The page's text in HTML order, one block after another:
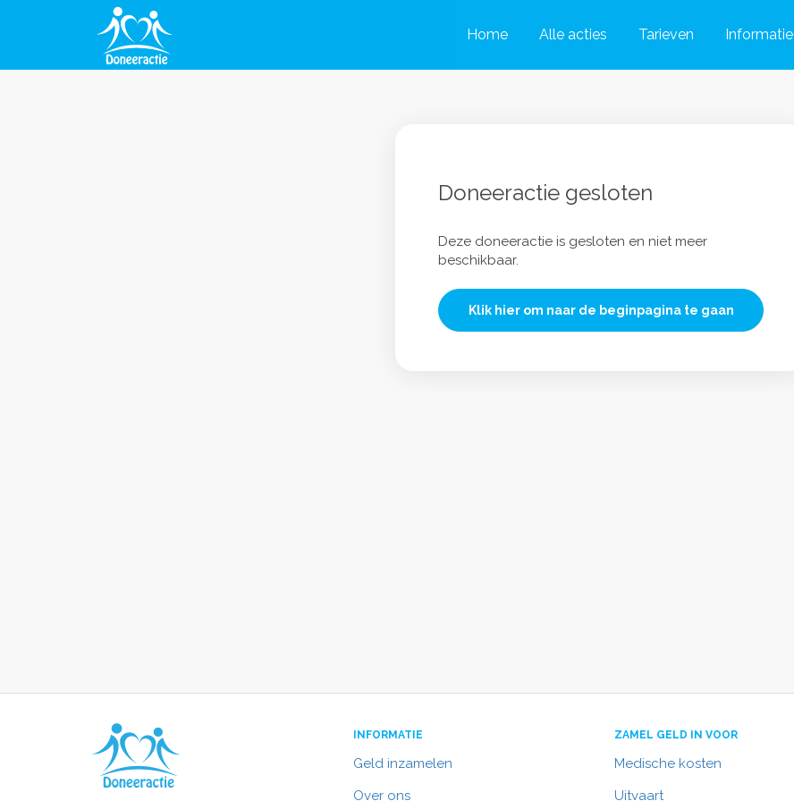
Home Alle acties Tarieven Informatie
Doneeractie gesloten
Deze doneeractie is gesloten en niet meer
beschikbaar.
Klik hier om naar de beginpagina te gaan
INFORMATIE
Geld inzamelen
Over ons
ZAMEL GELD IN VOOR
Medische kosten
Uitvaart